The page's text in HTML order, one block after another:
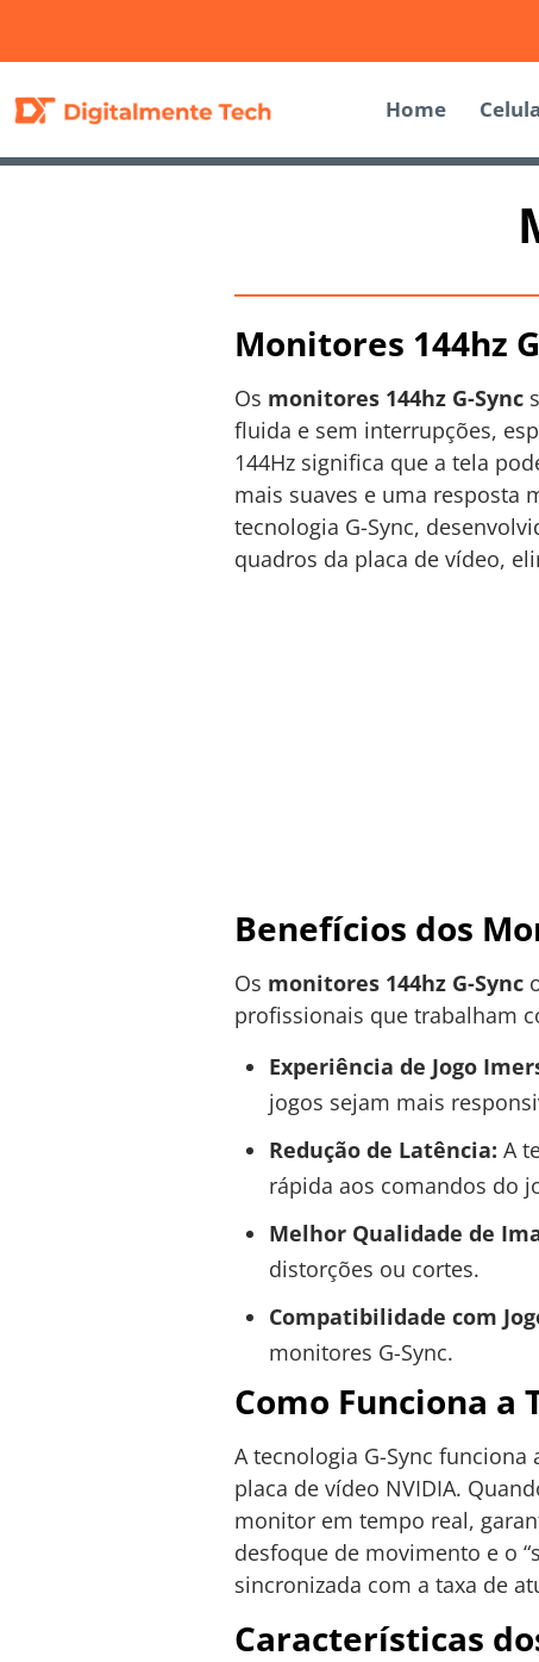
Home
Monitores 144hz
Os monitores 144hz G-Sync
fluida e sem interrupções,
144Hz significa que a tela
mais suaves e uma resposta
tecnologia G-Sync,
quadros da placa de vídeo,
Benefícios dos
Os monitores 144hz G-Sync
profissionais que trabalham
Experiência de Jogo
jogos sejam mais
Redução de Latência: A
rápida aos comandos do
Melhor Qualidade de
distorções ou cortes.
Compatibilidade com
monitores G-Sync.
Como Funciona a
A tecnologia G-Sync
placa de vídeo NVIDIA.
monitor em tempo real,
desfoque de movimento e o
sincronizada com a taxa de
Características